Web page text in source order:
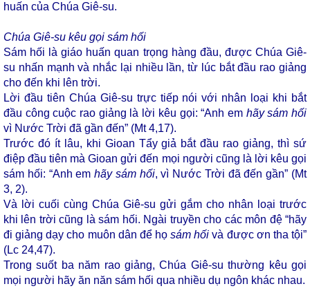
huấn của Chúa Giê-su.
Chúa Giê-su kêu gọi sám hối
Sám hối là giáo huấn quan trọng hàng đầu, được Chúa Giê-
su nhấn mạnh và nhắc lại nhiều lần, từ lúc bắt đầu rao giảng
cho đến khi lên trời.
Lời đầu tiên Chúa Giê-su trực tiếp nói với nhân loại khi bắt
đầu công cuộc rao giảng là lời kêu gọi: “Anh em hãy sám hối
vì Nước Trời đã gần đến” (Mt 4,17).
Trước đó ít lâu, khi Gioan Tẩy giả bắt đầu rao giảng, thì sứ
điệp đầu tiên mà Gioan gửi đến mọi người cũng là lời kêu gọi
sám hối: “Anh emhãy sám hối, vì Nước Trời đã đến gần” (Mt
3, 2).
Và lời cuối cùng Chúa Giê-su gửi gắm cho nhân loại trước
khi lên trời cũng là sám hối. Ngài truyền cho các môn đệ “hãy
đi giảng dạy cho muôn dân để họsám hối và được ơn tha tội”
(Lc 24,47).
Trong suốt ba năm rao giảng, Chúa Giê-su thường kêu gọi
mọi người hãy ăn năn sám hối qua nhiều dụ ngôn khác nhau.